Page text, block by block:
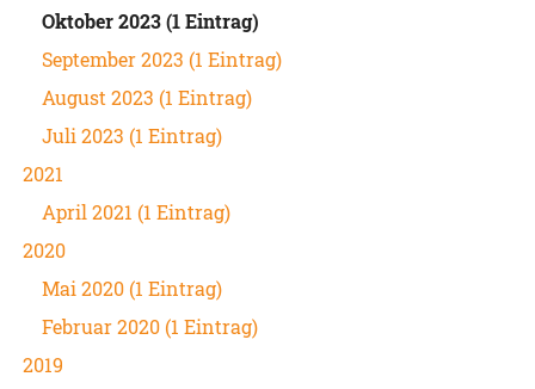
Oktober 2023 (1 Eintrag)
September 2023 (1 Eintrag)
August 2023 (1 Eintrag)
Juli 2023 (1 Eintrag)
2021
April 2021 (1 Eintrag)
2020
Mai 2020 (1 Eintrag)
Februar 2020 (1 Eintrag)
2019